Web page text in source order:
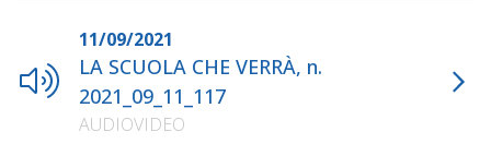
11/09/2021
LA SCUOLA CHE VERRÀ, n.
2021_09_11_117
AUDIOVIDEO